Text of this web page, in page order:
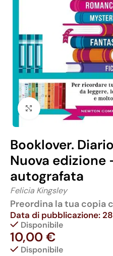
Click to enlarge
Booklover.
Nuova edizione
autografata
Felicia Kingsley
Preordina la tua copia
Data di pubblicazione:
Disponibile
10,00€
Disponibile